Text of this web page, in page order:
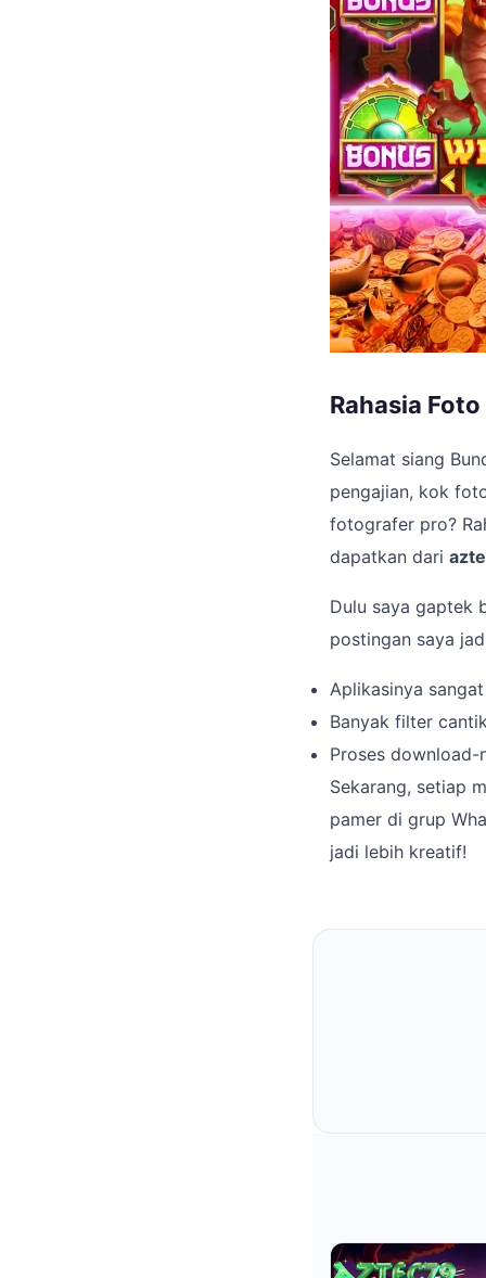
Rahasia
Selamat siang
pengajian, kok
fotografer pro?
dapatkan dari
Dulu saya gaptek
postingan saya
Aplikasinya
Banyak filter
Proses download-
Sekarang, setiap
pamer di grup
jadi lebih kreatif!